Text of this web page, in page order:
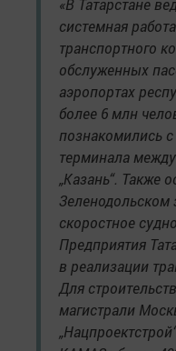
«В Татарстане
системная
транспортного
обслуженных
аэропортах
более 6 млн
познакомились
терминала
„Казань“. Также
Зеленодольском
скоростное
Предприятия
в реализации
Для
магистрали